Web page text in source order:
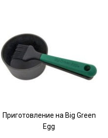
Приготовление на Big Green
Egg